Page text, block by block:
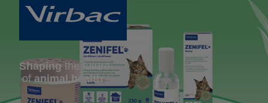
Shapingthe future
ofanimal health